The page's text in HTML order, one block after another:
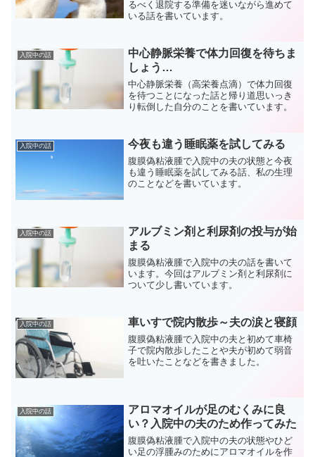
るべく退院する準備を迷いながら進めて
いる話を書いています。
入院中の話
中心静脈栄養で体力回復を待ちま
しょう…
中心静脈栄養（高栄養点滴）で体力回復
を待つことになった話と帰り道思いっき
り転倒した自分のことを書いています。
入院中の話 今夜も違う睡眠薬を試してみる
腹膜偽粘液腫で入院中の夫の状態と今夜
も違う睡眠薬を試してみる話、私の生理
のことなどを書いています。
入院中の話
アルブミン剤と利尿剤の投与が始
まる
腹膜偽粘液腫で入院中の夫の話を書いて
います。今回はアルブミン剤と利尿剤に
ついて少し書いています。
入院中の話 車いすで院内散歩～夫の涙と寝顔
腹膜偽粘液腫で入院中の夫と初めて車椅
子で院内散歩したことや夫が初めて弱音
を吐いたことなどを書きました。
入院中の話
アロマオイルが足のむくみに良
い？入院中の夫のため作ってみた
腹膜偽粘液腫で入院中の夫の状態やひど
い足の浮腫みのためにアロマオイルを作